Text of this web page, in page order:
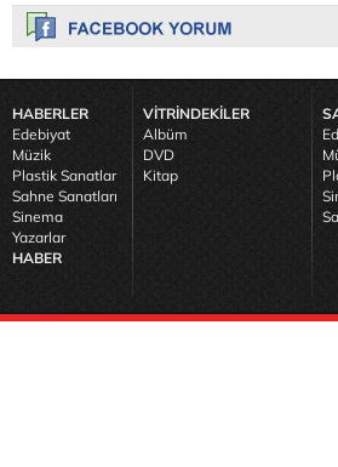
HABERLER
Edebiyat
Müzik
Plastik Sanatlar
Sahne Sanatları
Sinema
Yazarlar
HABER
VİTRİNDEKİLER
Albüm
DVD
Kitap